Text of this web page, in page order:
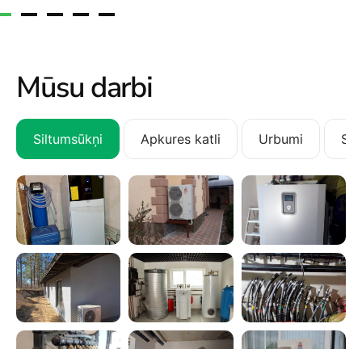
Mūsu darbi
Siltumsūkņi Apkures katli Urbumi